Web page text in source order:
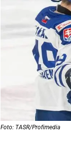
Foto: TASR/Profimedia